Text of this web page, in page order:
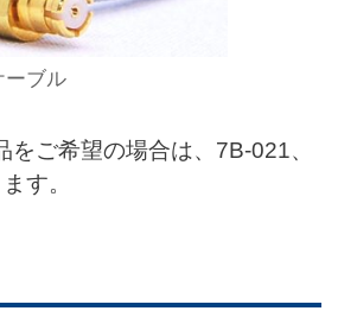
ーブル
ご希望の場合は、7B-021、
す。